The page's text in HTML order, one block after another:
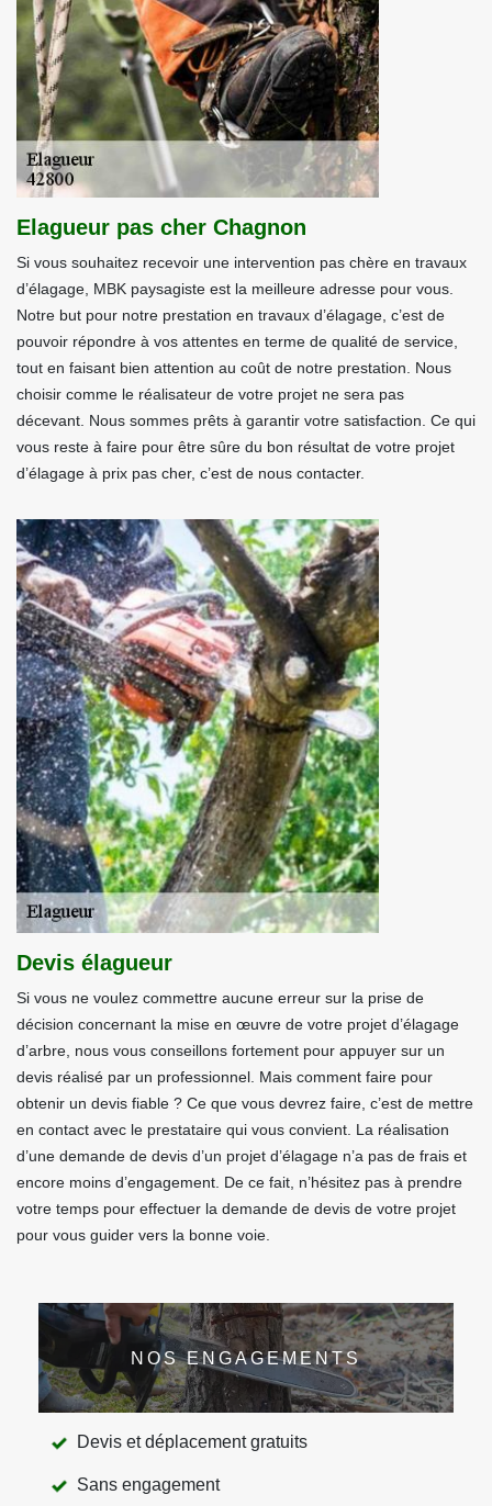
Elagueur pas cher Chagnon
Si vous souhaitez recevoir une intervention pas chère en travaux
d’élagage, MBK paysagiste est la meilleure adresse pour vous.
Notre but pour notre prestation en travaux d’élagage, c’est de
pouvoir répondre à vos attentes en terme de qualité de service,
tout en faisant bien attention au coût de notre prestation. Nous
choisir comme le réalisateur de votre projet ne sera pas
décevant. Nous sommes prêts à garantir votre satisfaction. Ce qui
vous reste à faire pour être sûre du bon résultat de votre projet
d’élagage à prix pas cher, c’est de nous contacter.
Devis élagueur
Si vous ne voulez commettre aucune erreur sur la prise de
décision concernant la mise en œuvre de votre projet d’élagage
d’arbre, nous vous conseillons fortement pour appuyer sur un
devis réalisé par un professionnel. Mais comment faire pour
obtenir un devis fiable ? Ce que vous devrez faire, c’est de mettre
en contact avec le prestataire qui vous convient. La réalisation
d’une demande de devis d’un projet d’élagage n’a pas de frais et
encore moins d’engagement. De ce fait, n’hésitez pas à prendre
votre temps pour effectuer la demande de devis de votre projet
pour vous guider vers la bonne voie.
NOS ENGAGEMENTS
Devis et déplacement gratuits
Sans engagement